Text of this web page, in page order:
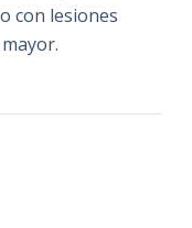
con lesiones